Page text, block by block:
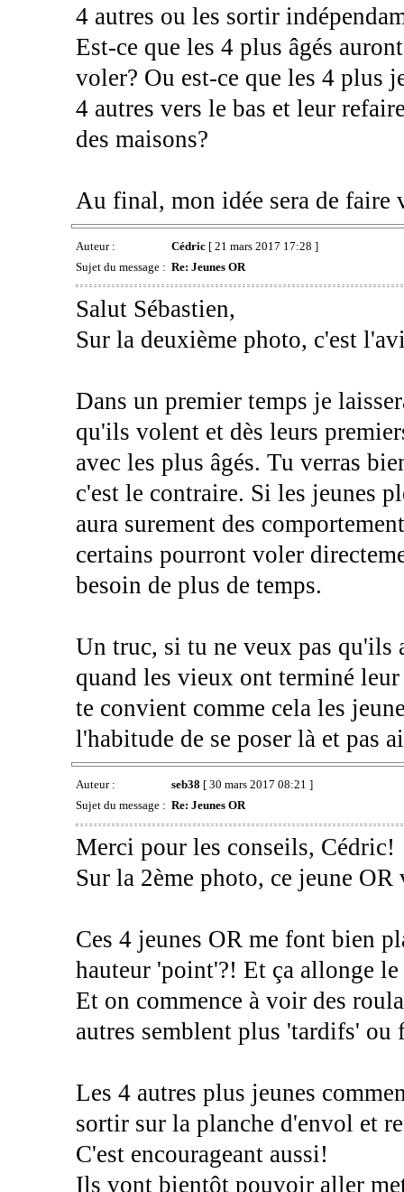
4 autres ou les sortir
Est-ce que les 4 plus âgés
voler? Ou est-ce que les 4 plus
4 autres vers le bas et leur
des maisons?
Au final, mon idée sera de faire
Auteur : Cédric[ 21 mars 2017 17:28 ]
Sujet du message : Re: Jeunes OR
Salut Sébastien,
Sur la deuxième photo, c'est
Dans un premier temps je
qu'ils volent et dès leurs
avec les plus âgés. Tu verras
c'est le contraire. Si les jeunes
aura surement des
certains pourront voler
besoin de plus de temps.
Un truc, si tu ne veux pas qu'ils
quand les vieux ont terminé
te convient comme cela les
l'habitude de se poser là et pas
Auteur : seb38 [ 30 mars 2017 08:21 ]
Sujet du message : Re: Jeunes OR
Merci pour les conseils, Cédric!
Sur la 2ème photo, ce jeune
Ces 4 jeunes OR me font bien
hauteur 'point'?! Et ça allonge
Et on commence à voir des
autres semblent plus 'tardifs' ou
Les 4 autres plus jeunes
sortir sur la planche d'envol et
C'est encourageant aussi!
Ils vont bientôt pouvoir aller